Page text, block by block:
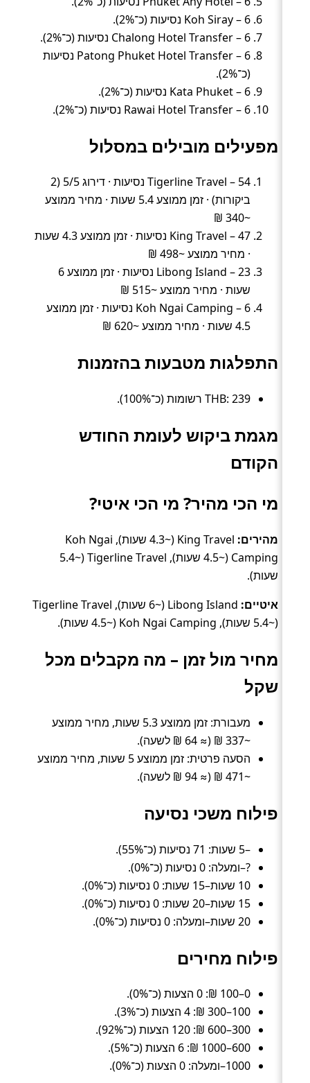
Koh Siray – 6 נסיעות (כ־2%).
Chalong Hotel Transfer – 6 נסיעות (כ־2%).
Patong Phuket Hotel Transfer – 6 נסיעות
(כ־2%).
Kata Phuket – 6 נסיעות (כ־2%).
Rawai Hotel Transfer – 6 נסיעות (כ־2%).
מפעילים מובילים במסלול
Tigerline Travel – 54 נסיעות · דירוג 5/5 (2
ביקורות) · זמן ממוצע 5.4 שעות · מחיר ממוצע
~340 ₪
King Travel – 47 נסיעות · זמן ממוצע 4.3 שעות
· מחיר ממוצע ~498 ₪
Libong Island – 23 נסיעות · זמן ממוצע 6
שעות · מחיר ממוצע ~515 ₪
Koh Ngai Camping – 6 נסיעות · זמן ממוצע
4.5 שעות · מחיר ממוצע ~620 ₪
התפלגות מטבעות בהזמנות
THB: 239 רשומות (כ־100%).
מגמת ביקוש לעומת החודש
הקודם
מי הכי מהיר? מי הכי איטי?
מהירים:
King Travel (~4.3 שעות), Koh Ngai
Camping (~4.5 שעות), Tigerline Travel (~5.4
שעות).
איטיים:
Libong Island (~6 שעות), Tigerline Travel
(~5.4 שעות), Koh Ngai Camping (~4.5 שעות).
מחיר מול זמן – מה מקבלים מכל
שקל
מעבורת: זמן ממוצע 5.3 שעות, מחיר ממוצע
~337 ₪ (≈ 64 ₪ לשעה).
הסעה פרטית: זמן ממוצע 5 שעות, מחיר ממוצע
~471 ₪ (≈ 94 ₪ לשעה).
פילוח משכי נסיעה
–5 שעות: 71 נסיעות (כ־55%).
?–ומעלה: 0 נסיעות (כ־0%).
10 שעות–15 שעות: 0 נסיעות (כ־0%).
15 שעות–20 שעות: 0 נסיעות (כ־0%).
20 שעות–ומעלה: 0 נסיעות (כ־0%).
פילוח מחירים
0–100 ₪: 0 הצעות (כ־0%).
100–300 ₪: 4 הצעות (כ־3%).
300–600 ₪: 120 הצעות (כ־92%).
600–1000 ₪: 6 הצעות (כ־5%).
1000–ומעלה: 0 הצעות (כ־0%).